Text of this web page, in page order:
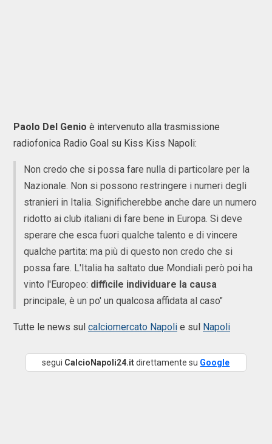
Paolo Del Genio è intervenuto alla trasmissione
radiofonica Radio Goal su Kiss Kiss Napoli:
Non credo che si possa fare nulla di particolare per la
Nazionale. Non si possono restringere i numeri degli
stranieri in Italia. Significherebbe anche dare un numero
ridotto ai club italiani di fare bene in Europa. Si deve
sperare che esca fuori qualche talento e di vincere
qualche partita: ma più di questo non credo che si
possa fare. L'Italia ha saltato due Mondiali però poi ha
vinto l'Europeo: difficile individuare la causa
principale, è un po' un qualcosa affidata al caso"
Tutte le news sul calciomercato Napoli e sul Napoli
segui CalcioNapoli24.itdirettamente su Google